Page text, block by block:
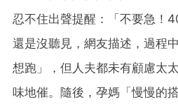
忍不住出聲提醒：「不要急！
還是沒聽見，網友描述，過程
想跑」，但人夫都未有顧慮太
味地催。隨後，孕媽「慢慢的